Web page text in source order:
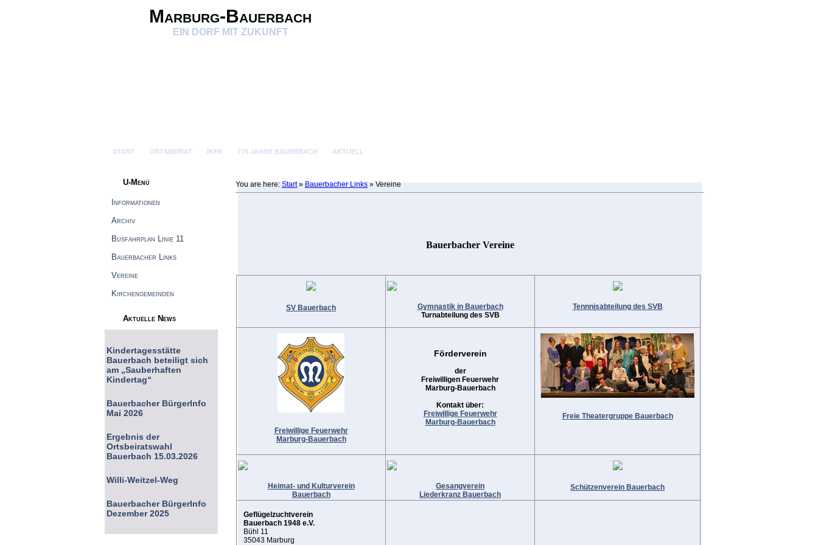
Marburg-Bauerbach
EIN DORF MIT ZUKUNFT
START ORTSBEIRAT IKEK 775 JAHRE BAUERBACH AKTUELL
U-Menü
Informationen
Archiv
Busfahrplan Linie 11
Bauerbacher Links
Vereine
Kirchengemeinden
Aktuelle News
Kindertagesstätte
Bauerbach beteiligt sich
am „Sauberhaften
Kindertag“
Bauerbacher BürgerInfo
Mai 2026
Ergebnis der
Ortsbeiratswahl
Bauerbach 15.03.2026
Willi-Weitzel-Weg
Bauerbacher BürgerInfo
Dezember 2025
You are here: Start» Bauerbacher Links » Vereine
Bauerbacher Vereine
SV Bauerbach
Gymnastik in Bauerbach
Turnabteilung des SVB
Tennnisabteilung des SVB
Freiwillige Feuerwehr
Marburg-Bauerbach
Förderverein
der
Freiwilligen Feuerwehr
Marburg-Bauerbach
Kontakt über:
Freiwillige Feuerwehr
Marburg-Bauerbach
Freie Theatergruppe Bauerbach
Heimat- und Kulturverein
Bauerbach
Gesangverein
Liederkranz Bauerbach
Schützenverein Bauerbach
Geflügelzuchtverein
Bauerbach 1948 e.V.
Bühl 11
35043 Marburg